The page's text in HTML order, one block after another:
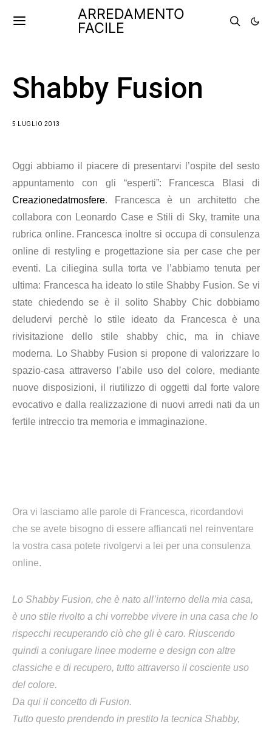
ARREDAMENTO
FACILE
Shabby Fusion
5 LUGLIO 2013
Oggi abbiamo il piacere di presentarvi l’ospite del sesto
appuntamento con gli “esperti”: Francesca Blasi di
Creazionedatmosfere. Francesca è un architetto che
collabora con Leonardo Case e Stili di Sky, tramite una
rubrica online. Francesca inoltre si occupa di consulenza
onlinedi restyling e progettazione sia per case che per
eventi. La ciliegina sulla torta ve l’abbiamo tenuta per
ultima: Francesca ha ideato lo stile Shabby Fusion. Se vi
state chiedendo se è il solito Shabby Chic dobbiamo
deludervi perchè lo stile ideato da Francesca è una
rivisitazione dello stile shabby chic, ma in chiave
moderna. Lo Shabby Fusion si propone di valorizzare lo
spazio-casa attraverso l’abile uso del colore, mediante
nuove disposizioni, il riutilizzo di oggetti dal forte valore
evocativo e dalla realizzazione di nuovi arredi nati da un
fertile intreccio tra memoria e immaginazione.
Ora vi lasciamo alle parole di Francesca, ricordandovi
che se avete bisogno di essere affiancati nel reinventare
la vostra casa potete rivolgervi a lei per una consulenza
online.
Lo Shabby Fusion, che è nato all’interno della mia casa,
è uno stile rivolto a chi vorrebbe vivere in una casa che lo
rispecchi recuperando ciò che gli è caro. Riuscendo
quindi a coniugare linee moderne e design con altre
classiche e di recupero, tutto attraverso il cosciente uso
del colore.
Da qui il concetto di Fusion.
Tutto questo prendendo in prestito la tecnica Shabby,